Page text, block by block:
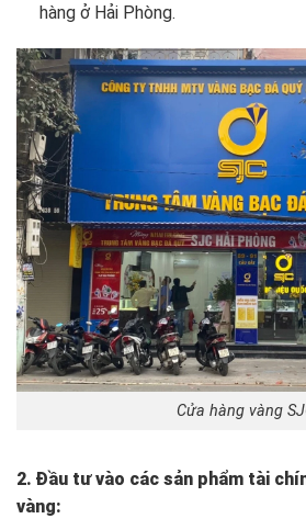
hàng ở Hải Phòng.
Cửa hàng vàng
2. Đầu tư vào các sản phẩm tài
vàng: